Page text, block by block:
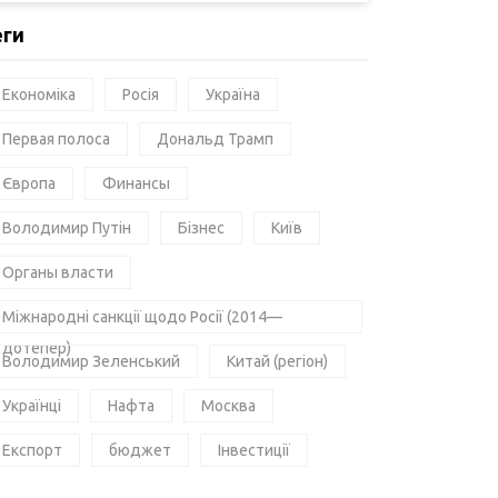
Економіка Росія Україна
Первая полоса Дональд Трамп
Європа Финансы
Володимир Путін Бізнес Київ
Органы власти
Міжнародні санкції щодо Росії (2014—
дотепер)
Володимир Зеленський Китай (регіон)
Українці Нафта Москва
Експорт бюджет Інвестиції